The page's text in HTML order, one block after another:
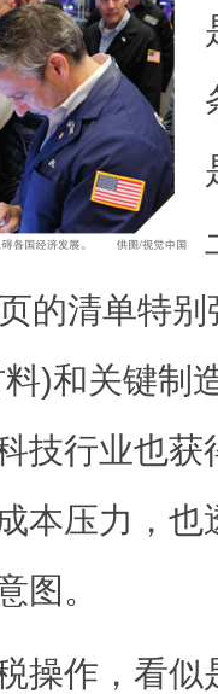
的清单特
)和关键制
技行业也获
本压力，也
图。
作，看似